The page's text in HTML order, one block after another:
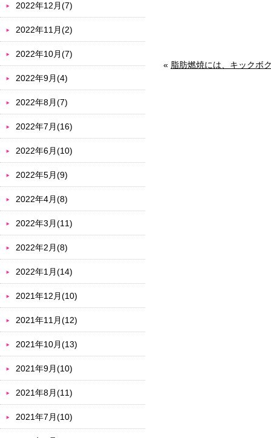
« 脂肪燃焼には、キックボ
2022年12月(7)
2022年11月(2)
2022年10月(7)
2022年9月(4)
2022年8月(7)
2022年7月(16)
2022年6月(10)
2022年5月(9)
2022年4月(8)
2022年3月(11)
2022年2月(8)
2022年1月(14)
2021年12月(10)
2021年11月(12)
2021年10月(13)
2021年9月(10)
2021年8月(11)
2021年7月(10)